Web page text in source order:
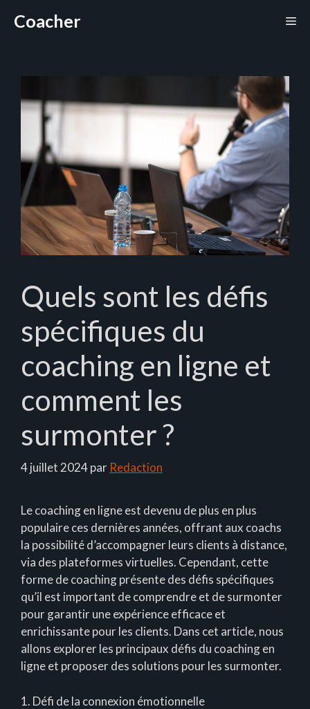
Coacher
Quels sont les défis
spécifiques du
coaching en ligne et
comment les
surmonter ?
4 juillet 2024par Redaction
Le coaching en ligne est devenu de plus en plus
populaire ces dernières années, offrant aux coachs
la possibilité d’accompagner leurs clients à distance,
via des plateformes virtuelles. Cependant, cette
forme de coaching présente des défis spécifiques
qu’il est important de comprendre et de surmonter
pour garantir une expérience efficace et
enrichissante pour les clients. Dans cet article, nous
allons explorer les principaux défis du coaching en
ligne et proposer des solutions pour les surmonter.
1. Défi de la connexion émotionnelle